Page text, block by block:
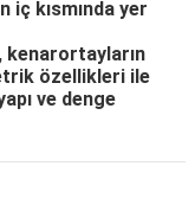
iç kısmında yer
kenarortayların
özellikleri ile
ve denge